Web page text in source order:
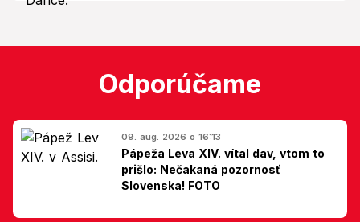
Odporúčame
09. aug. 2026 o 16:13
Pápeža Leva XIV. vítal dav, vtom to
prišlo: Nečakaná pozornosť
Slovenska! FOTO